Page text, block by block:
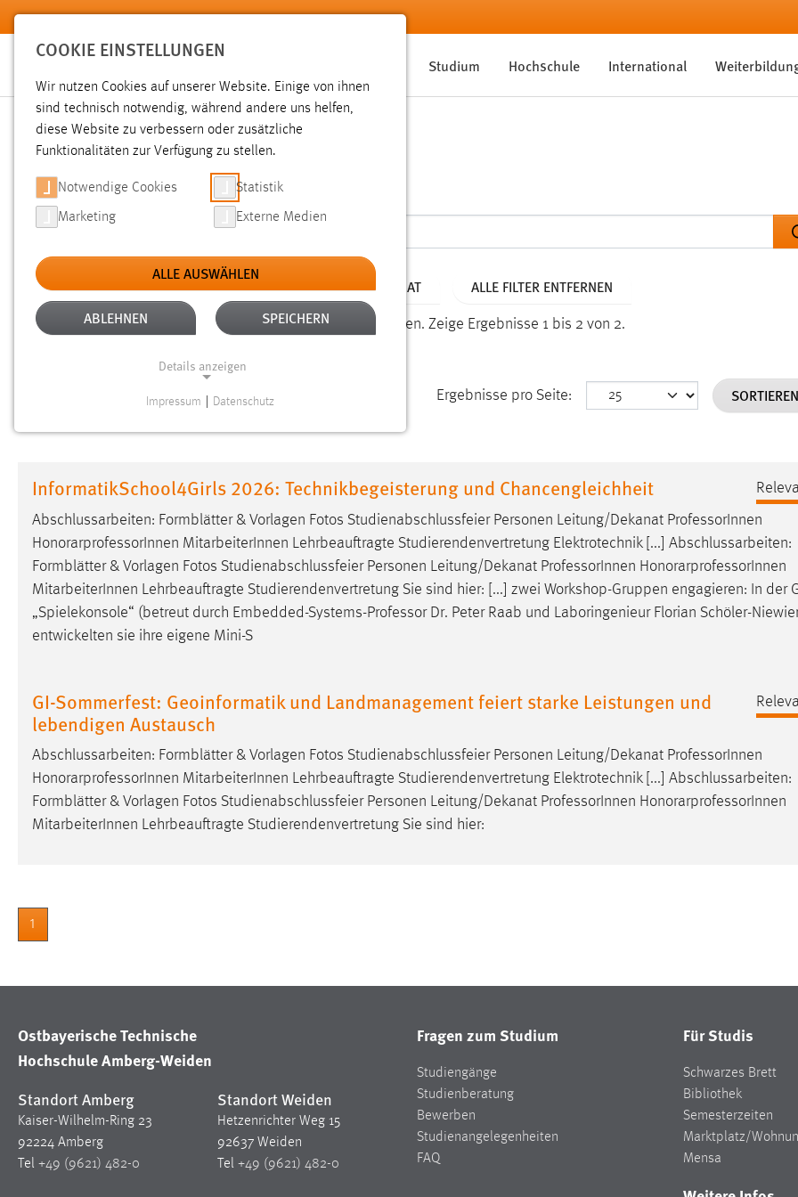
Zum Hauptinhalt springen
Studium Hochschule International
SUCHE
Aktive Filter: TYP: SEITEN ALTER: 1 WOCHE BIS 1 MONAT ALLE FILTER ENTFERNEN
Gesucht nach "professoren". Es wurden 2 Ergebnisse gefunden. Zeige Ergebnisse 1 bis 2 von 2.
Ergebnisse pro Seite:
InformatikSchool4Girls 2026: Technikbegeisterung und Chancengleichheit
Abschlussarbeiten: Formblätter & Vorlagen Fotos Studienabschlussfeier Personen Leitung/Dekanat ProfessorInnen
HonorarprofessorInnen MitarbeiterInnen Lehrbeauftragte Studierendenvertretung Elektrotechnik [...] Abschlussarbeiten:
Formblätter & Vorlagen Fotos Studienabschlussfeier Personen Leitung/Dekanat ProfessorInnen HonorarprofessorInnen
MitarbeiterInnen Lehrbeauftragte Studierendenvertretung Sie sind hier: [...] zwei Workshop-Gruppen engagieren: In der
„Spielekonsole“ (betreut durch Embedded-Systems-ProfessorDr. Peter Raab und Laboringenieur Florian Schöler-
entwickelten sie ihre eigene Mini-S
GI-Sommerfest: Geoinformatik und Landmanagement feiert starke Leistungen und
lebendigen Austausch
Abschlussarbeiten: Formblätter & Vorlagen Fotos Studienabschlussfeier Personen Leitung/Dekanat ProfessorInnen
HonorarprofessorInnen MitarbeiterInnen Lehrbeauftragte Studierendenvertretung Elektrotechnik [...] Abschlussarbeiten:
Formblätter & Vorlagen Fotos Studienabschlussfeier Personen Leitung/Dekanat ProfessorInnen HonorarprofessorInnen
MitarbeiterInnen Lehrbeauftragte Studierendenvertretung Sie sind hier:
1
Ostbayerische Technische
Hochschule Amberg-Weiden
Standort Amberg
Kaiser-Wilhelm-Ring 23
92224 Amberg
Tel +49 (9621) 482-0
Standort Weiden
Hetzenrichter Weg 15
92637 Weiden
Tel +49 (9621) 482-0
Fragen zum Studium
Studiengänge
Studienberatung
Bewerben
Studienangelegenheiten
FAQ
Für Studis
Schwarzes Brett
Bibliothek
Semesterzeiten
Marktplatz/
Mensa
COOKIE EINSTELLUNGEN
Wir nutzen Cookies auf unserer Website. Einige von ihnen
sind technisch notwendig, während andere uns helfen,
diese Website zu verbessern oder zusätzliche
Funktionalitäten zur Verfügung zu stellen.
Notwendige Cookies Statistik
Marketing Externe Medien
ALLE AUSWÄHLEN
ABLEHNEN SPEICHERN
Details anzeigen
Website erforderlich.
Einverständnis
Name: cookie_consent
Dieser Cookie speichert die
ausgewählten Einverständnis-Optionen
des Benutzers
Performance
Name: staticfilecache
Zweck:
Für performante Seitenauslieferung wird
in diesem Cookie gespeichert, ob man
eingeloggt ist.
Chat
Name:
MibewSessionID, MIBEW_UserID,
mibew_locale, mibew-chat-frame-style-
Zweck:
Wird benötigt um die Chatfunktion
Impressum Datenschutz